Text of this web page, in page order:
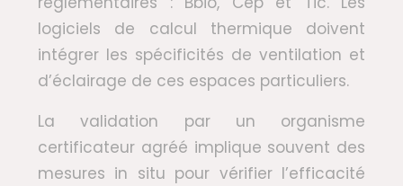
logiciels de calcul thermique doivent
intégrer les spécificités de ventilation et
d’éclairage de ces espaces particuliers.
La validation par un organisme
certificateur agréé implique souvent des
mesures in situ pour vérifier l’efficacité